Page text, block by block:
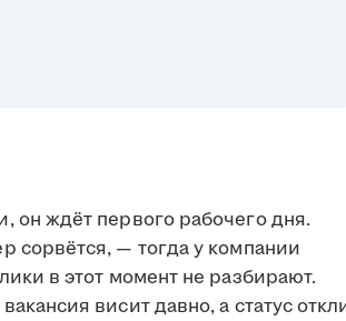
он ждёт первого рабочего дня.
сорвётся, — тогда у компании
в этот момент не разбирают.
висит давно, а статус